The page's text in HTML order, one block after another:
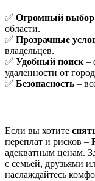
✅ Огромный выбор
области.
✅ Прозрачные
владельцев.
✅ Удобный поиск –
удаленности от
✅ Безопасность –
Если вы хотите
переплат и рисков –
адекватным ценам.
с семьей, друзьями
наслаждайтесь